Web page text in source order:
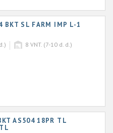
BKT SL FARM IMP L-1
8 VNT. (7-10 d. d.)
AS504 18PR TL